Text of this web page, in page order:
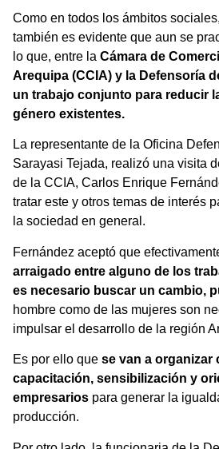
Como en todos los ámbitos
también es evidente que aun se
lo que, entre la Cámara de
Arequipa (CCIA) y la Defensoría
un trabajo conjunto para reducir
género existentes.
La representante de la Oficina
Sarayasi Tejada, realizó una visita
de la CCIA, Carlos Enrique
tratar este y otros temas de interés
la sociedad en general.
Fernández aceptó que
arraigado entre alguno de los
es necesario buscar un cambio, p
hombre como de las mujeres son
impulsar el desarrollo de la región
Es por ello que se van a organizar
capacitación, sensibilización y
empresarios para generar la
producción.